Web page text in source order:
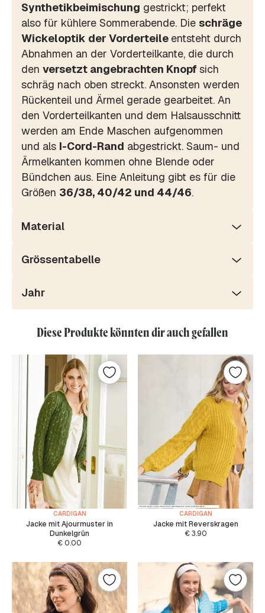
Synthetikbeimischung gestrickt; perfekt
also für kühlere Sommerabende. Die schräge
Wickeloptik der Vorderteile entsteht durch
Abnahmen an der Vorderteilkante, die durch
den versetzt angebrachten Knopf sich
schräg nach oben streckt. Ansonsten werden
Rückenteil und Ärmel gerade gearbeitet. An
den Vorderteilkanten und dem Halsausschnitt
werden am Ende Maschen aufgenommen
und als I-Cord-Rand abgestrickt. Saum- und
Ärmelkanten kommen ohne Blende oder
Bündchen aus. Eine Anleitung gibt es für die
Größen 36/38, 40/42 und 44/46.
Material
Grössentabelle
Jahr
Diese Produkte könnten dir auch gefallen
CARDIGAN
Jacke mit Ajourmuster in
Dunkelgrün
€ 0.00
CARDIGAN
Jacke mit Reverskragen
€3.90